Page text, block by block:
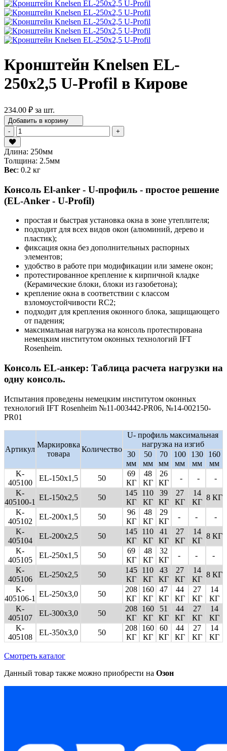
Кронштейн Knelsen EL-
250x2,5 U-Profil в Кирове
234.00 ₽ за шт.
Добавить в корзину
-
+
Длина: 250мм
Толщина: 2.5мм
Вес: 0.2 кг
Консоль El-anker - U-профиль - простое решение
(EL-Anker - U-Profil)
простая и быстрая установка окна в зоне утеплителя;
подходит для всех видов окон (алюминий, дерево и
пластик);
фиксация окна без дополнительных распорных
элементов;
удобство в работе при модификации или замене окон;
протестированное крепление к кирпичной кладке
(Керамические блоки, блоки из газобетона);
крепление окна в соответствии с классом
взломоустойчивости RC2;
подходит для крепления оконного блока, защищающего
от падения;
максимальная нагрузка на консоль протестирована
немецким институтом оконных технологий IFT
Rosenheim.
Консоль EL-анкер: Таблица расчета нагрузки на
одну консоль.
Испытания проведены немецким институтом оконных
технологий IFT Rosenheim №11-003442-PR06, №14-002150-
PR01
Артикул
Маркировка
товара
Количество
U- профиль максимальная
нагрузка на изгиб
30
мм
50
мм
70
мм
100
мм
130
мм
160
мм
K-
405100
EL-150x1,5 50
69
КГ
48
КГ
26
КГ
- -
-
K-
405100-1
EL-150x2,5 50
145
КГ
110
КГ
39
КГ
27
КГ
14
КГ
8 КГ
K-
405102
EL-200x1,5 50
96
КГ
48
КГ
29
КГ
- -
-
K-
405104
EL-200x2,5 50
145
КГ
110
КГ
41
КГ
27
КГ
14
КГ
8 КГ
K-
405105
EL-250x1,5 50
69
КГ
48
КГ
32
КГ
- -
-
K-
405106
EL-250x2,5 50
145
КГ
110
КГ
43
КГ
27
КГ
14
КГ
8 КГ
K-
405106-1
EL-250x3,0 50
208
КГ
160
КГ
47
КГ
44
КГ
27
КГ
14
КГ
K-
405107
EL-300x3,0 50
208
КГ
160
КГ
51
КГ
44
КГ
27
КГ
14
КГ
K-
405108
EL-350x3,0 50
208
КГ
160
КГ
60
КГ
44
КГ
27
КГ
14
КГ
Смотреть каталог
Данный товар также можно приобрести на Озон